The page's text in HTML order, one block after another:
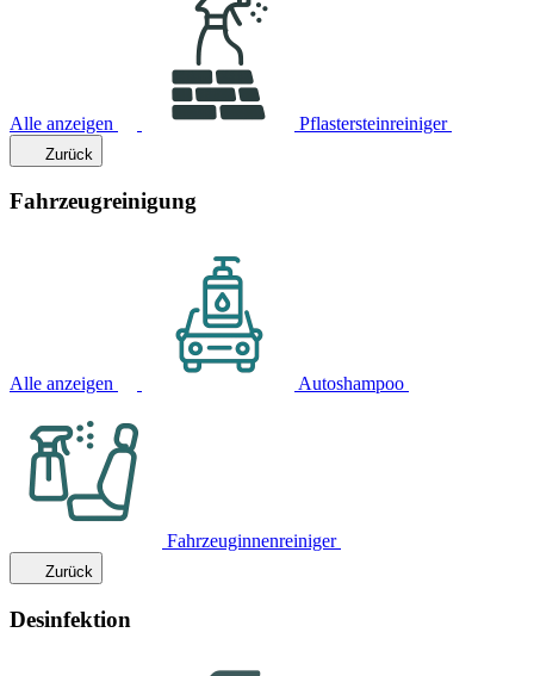
Alle anzeigen Pflastersteinreiniger
Zurück
Fahrzeugreinigung
Alle anzeigen Autoshampoo
Fahrzeuginnenreiniger
Zurück
Desinfektion